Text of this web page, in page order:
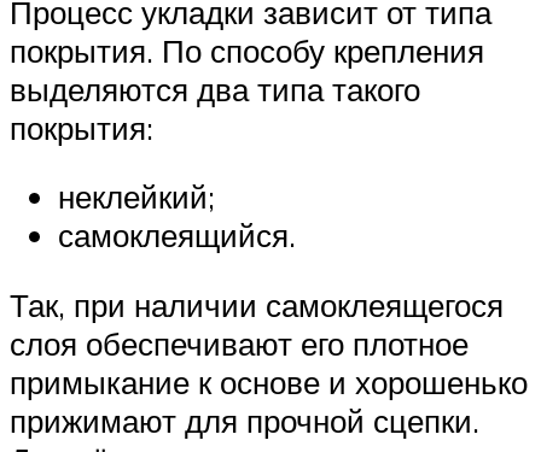
Процесс укладки зависит от типа
покрытия. По способу крепления
выделяются два типа такого
покрытия:
неклейкий;
самоклеящийся.
Так, при наличии самоклеящегося
слоя обеспечивают его плотное
примыкание к основе и хорошенько
прижимают для прочной сцепки.